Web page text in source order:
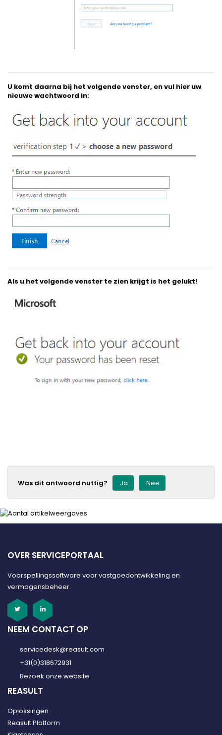
U komt daarna bij het volgende venster, en vul hier uw
nieuwe wachtwoord in:
Als u het volgende venster te zien krijgt is het gelukt!
Was dit antwoord nuttig? Ja Nee
OVER SERVICEPORTAAL
Voorspellingssoftware voor vastgoedontwikkeling en
vermogensbeheer.
NEEM CONTACT OP
servicedesk@reasult.com
+31(0)318672931
Bezoek onze website
REASULT
Oplossingen
Reasult Platform